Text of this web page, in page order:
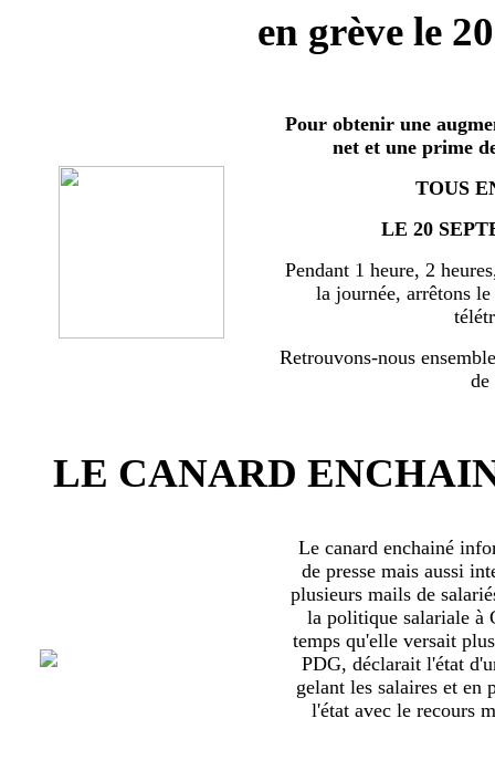
en grève le
Pour obtenir une
net et une prime
TOUS
LE 20
Pendant 1 heure, 2
la journée, arrêtons
Retrouvons-nous
de
LE CANARD
Le canard enchainé
de presse mais aussi
plusieurs mails de
la politique salariale à
temps qu'elle versait
PDG, déclarait l'état
gelant les salaires et en
l'état avec le recours